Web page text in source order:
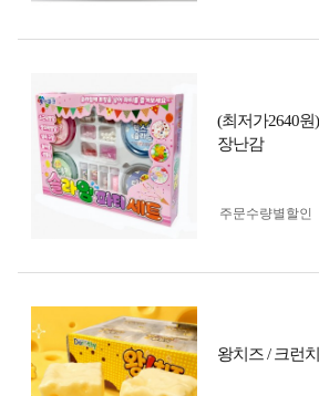
(최저가2640
장난감
주문수량별할인
왕치즈 / 크런